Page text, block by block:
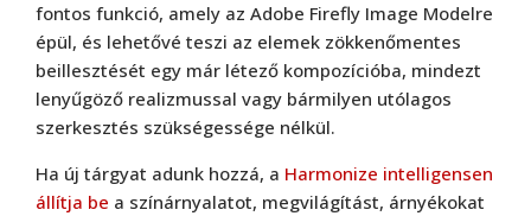
fontos funkció, amely az Adobe Firefly Image Modelre
épül, és lehetővé teszi az elemek zökkenőmentes
beillesztését egy már létező kompozícióba, mindezt
lenyűgöző realizmussal vagy bármilyen utólagos
szerkesztés szükségessége nélkül.
Ha új tárgyat adunk hozzá, a Harmonize intelligensen
állítja be a színárnyalatot, megvilágítást, árnyékokat